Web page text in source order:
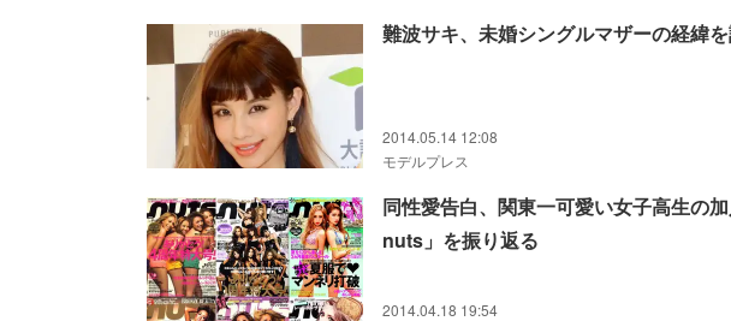
難波サキ、未婚シングルマザーの経緯
2014.05.14 12:08
モデルプレス
同性愛告白、関東一可愛い女子高生
nuts」を振り返る
2014.04.18 19:54